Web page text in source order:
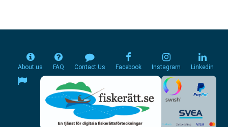
About us FAQ Contact Us Facebook Instagram Linkedin